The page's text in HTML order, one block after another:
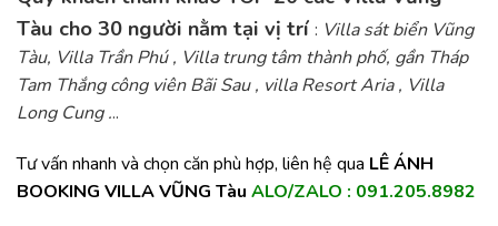
Tàu cho 30 người nằm tại vị trí : Villa sát biển Vũng
Tàu, Villa Trần Phú , Villa trung tâm thành phố, gần Tháp
Tam Thắng công viên Bãi Sau , villa Resort Aria , Villa
Long Cung ...
Tư vấn nhanh và chọn căn phù hợp, liên hệ qua LÊ ÁNH
BOOKING VILLA VŨNG Tàu ALO/ZALO : 091.205.8982